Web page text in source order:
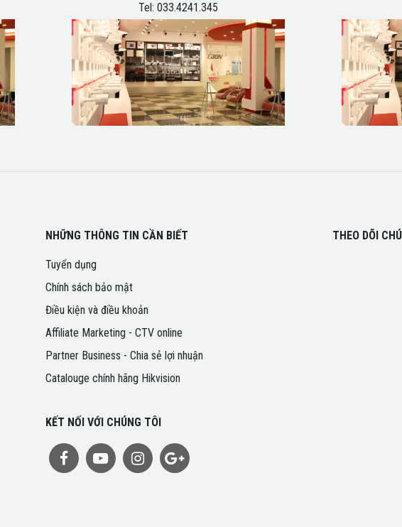
Tel: 033.4241.345
NHỮNG THÔNG TIN CẦN BIẾT
Tuyển dụng
Chính sách bảo mật
Điều kiện và điều khoản
Affiliate Marketing - CTV online
Partner Business - Chia sẻ lợi nhuận
Catalouge chính hãng Hikvision
KẾT NỐI VỚI CHÚNG TÔI
THEO DÕI